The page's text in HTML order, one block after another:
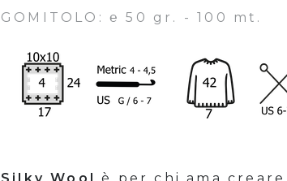
GOMITOLO: ℮ 50 gr. - 100 mt.